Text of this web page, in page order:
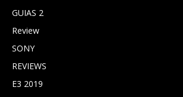
GUIAS 2
Review
SONY
REVIEWS
E3 2019